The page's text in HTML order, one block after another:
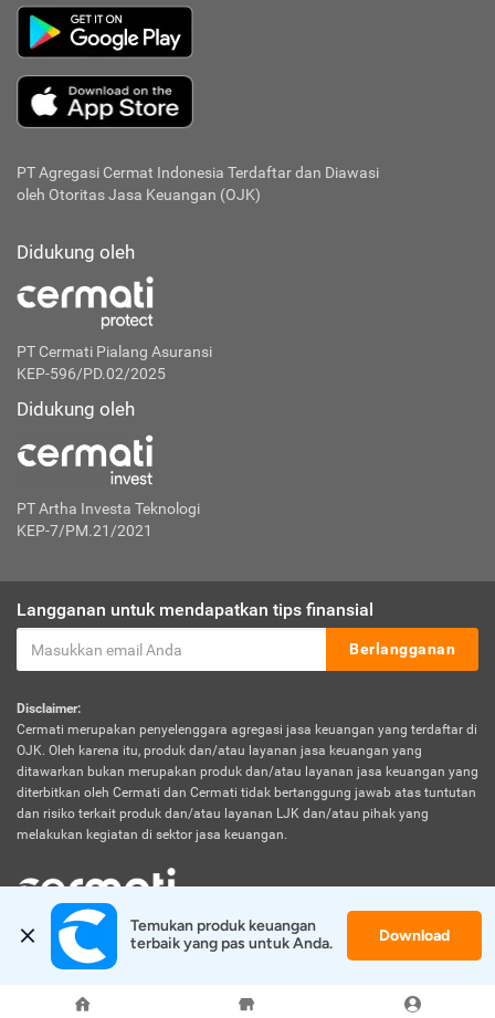
PT Agregasi Cermat Indonesia Terdaftar dan Diawasi
oleh Otoritas Jasa Keuangan (OJK)
Didukung oleh
PT Cermati Pialang Asuransi
KEP-596/PD.02/2025
Didukung oleh
PT Artha Investa Teknologi
KEP-7/PM.21/2021
Langganan untuk mendapatkan tips finansial
Berlangganan
Disclaimer:
Cermati merupakan penyelenggara agregasi jasa keuangan yang terdaftar di
OJK. Oleh karena itu, produk dan/atau layanan jasa keuangan yang
ditawarkan bukan merupakan produk dan/atau layanan jasa keuangan yang
diterbitkan oleh Cermati dan Cermati tidak bertanggung jawab atas tuntutan
dan risiko terkait produk dan/atau layanan LJK dan/atau pihak yang
melakukan kegiatan di sektor jasa keuangan.
© 2026 Cermati. All Rights Reserved.
Temukan produk keuangan
terbaik yang pas untuk Anda.
Download